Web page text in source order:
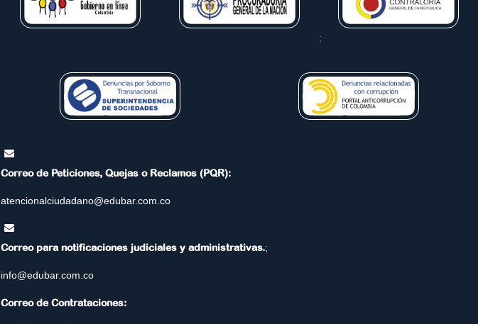
;
Correo de Peticiones, Quejas o Reclamos (PQR):
atencionalciudadano@edubar.com.co
Correo para notificaciones judiciales y administrativas.;
info@edubar.com.co
Correo de Contrataciones: